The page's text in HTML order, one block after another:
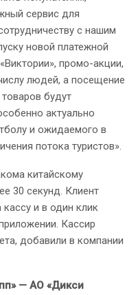
сервис для
с нашим
новой платежной
промо-акции,
людей, а посещение
будут
актуально
и ожидаемого в
потока туристов».
китайскому
30 секунд. Клиент
и в один клик
Кассир
добавили в компании
— АО «Дикси